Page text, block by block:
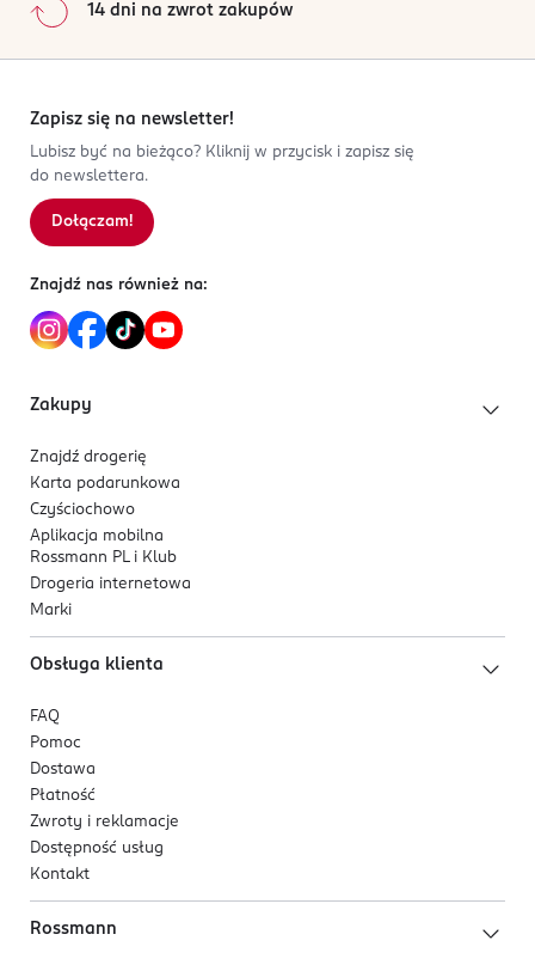
14 dni na zwrot zakupów
Zapisz się na newsletter!
Lubisz być na bieżąco? Kliknij w przycisk i zapisz się
do newslettera.
Dołączam!
Znajdź nas również na:
Zakupy
Znajdź drogerię
Karta podarunkowa
Czyściochowo
Aplikacja mobilna
Rossmann PL i Klub
Drogeria internetowa
Marki
Obsługa klienta
FAQ
Pomoc
Dostawa
Płatność
Zwroty i reklamacje
Dostępność usług
Kontakt
Rossmann